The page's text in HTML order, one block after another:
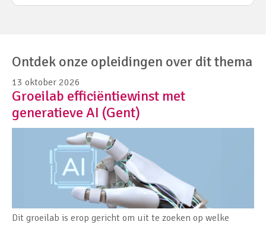
Ontdek onze opleidingen over dit thema
13 oktober 2026
Groeilab efficiëntiewinst met
generatieve AI (Gent)
Dit groeilab is erop gericht om uit te zoeken op welke